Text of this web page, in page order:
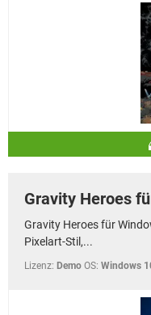
Gravity Heroes
Gravity Heroes für
Pixelart-Stil,...
Lizenz: Demo OS: Windows